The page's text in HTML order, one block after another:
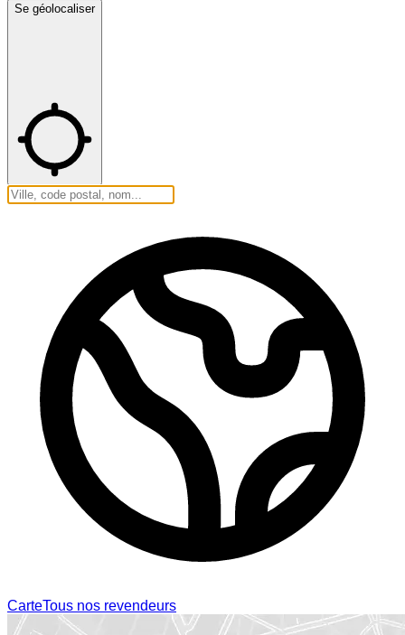
Se géolocaliser
CarteTous nos revendeurs